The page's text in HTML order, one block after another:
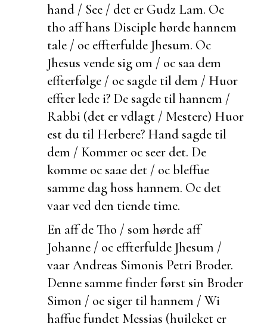
hand / See / det er Gudz Lam. Oc
tho aff hans Disciple hørde hannem
tale / oc effterfulde Jhesum. Oc
Jhesus vende sig om / oc saa dem
effterfølge / oc sagde til dem / Huor
effter lede i? De sagde til hannem /
Rabbi (det er vdlagt / Mestere) Huor
est du til Herbere? Hand sagde til
dem / Kommer oc seer det. De
komme oc saae det / oc bleffue
samme dag hoss hannem. Oc det
vaar ved den tiende time.
En aff de Tho / som hørde aff
Johanne / oc effterfulde Jhesum /
vaar Andreas Simonis Petri Broder.
Denne samme finder først sin Broder
Simon / oc siger til hannem / Wi
haffue fundet Messias (huilcket er